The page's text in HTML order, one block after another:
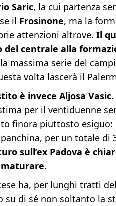
Saric, la cui partenza
il Frosinone, ma la
attenzioni altrove. Il
centrale alla
massima serie del
volta lascerà il
è invece Aljosa Vasic.
per il ventiduenne
finora piuttosto esiguo:
per un totale di
sull’ex Padova è
ha, per lunghi tratti
di sé non soltanto la